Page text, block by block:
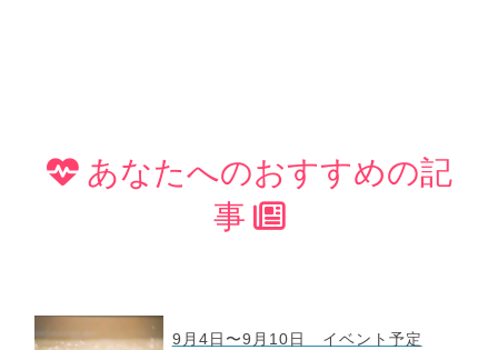
あなたへのおすすめの記
事
9月4日〜9月10日 イベント予定